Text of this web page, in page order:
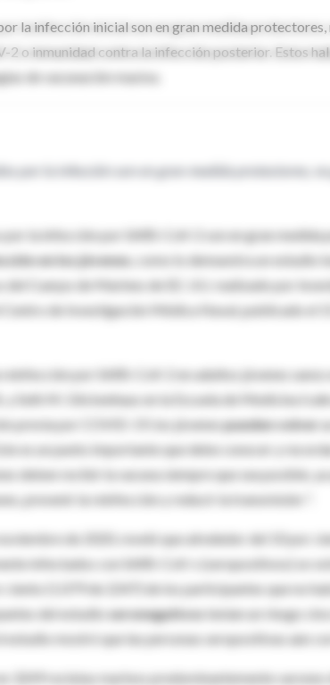
la infección inicial son en gran medida
2 o inmunidad contra la infección posterior. Estos
de vacunación masiva.
por la infección son en gran medida protectores,
la infección por SARS-CoV-2 son en gran medida
en los jóvenes , como lo demuestra un
del Cuerpo de Marines de EE. UU. realizado por
Centro de Investigación Médica Naval, publicado el
por SARS-CoV-2 en adultos jóvenes
y Seth M. Glickenhaus en la Escuela de Medicina
previa por COVID-19, los jóvenespueden volver
es un punto importante que debe conocer y
deben recibir la vacuna siempre que sea posible,
prevenir la reinfección y reducir la transmisión ".
de 2020, reveló que alrededor del 10 por
infectados con SARS-CoV-s (seropositivos) se
ciento (1.079 de 2247) de los participantes que no
del estudioseronegativostenían un riesgo
estudio mostró que las personas seropositivas aún
3249 reclutas marinos predominantemente varones